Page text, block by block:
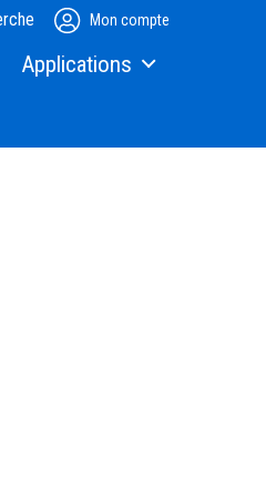
Mon compte
Applications